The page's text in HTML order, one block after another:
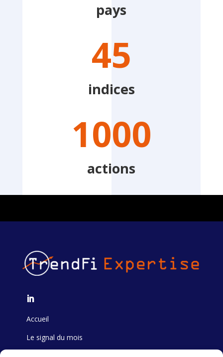
pays
45
indices
1000
actions
Accueil
Le signal du mois